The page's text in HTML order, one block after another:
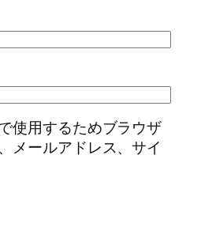
使用するためブラウザ
メールアドレス、サイ